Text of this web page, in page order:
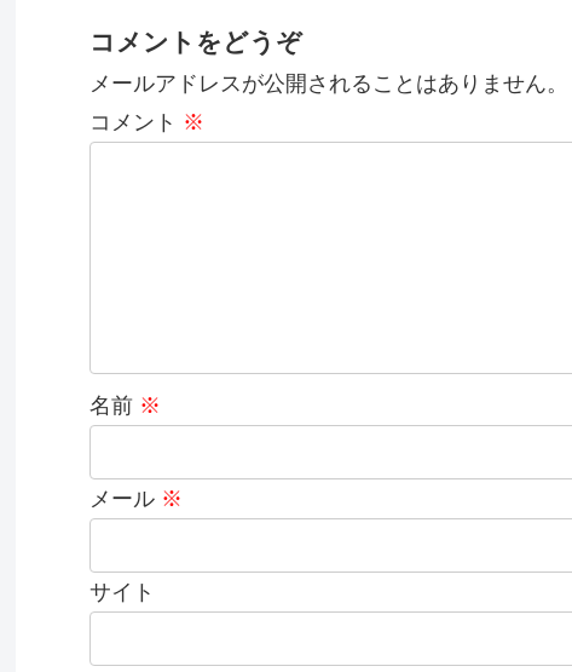
コメントをどうぞ
メールアドレスが公開されることはありません。
コメント ※
名前 ※
メール ※
サイト